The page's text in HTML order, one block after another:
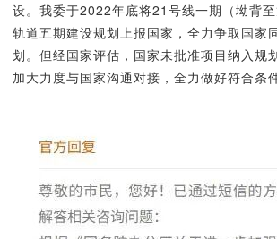
设。我委于2022年底将21号线一期（坳背
轨道五期建设规划上报国家，全力争取国家
划。但经国家评估，国家未批准项目纳入规
加大力度与国家沟通对接，全力做好符合条